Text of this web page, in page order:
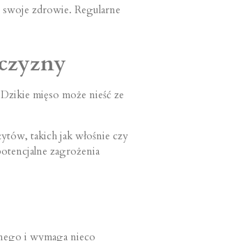
zdrowie. Regularne
mięso może nieść ze
takich jak włośnie czy
zagrożenia
i wymaga nieco